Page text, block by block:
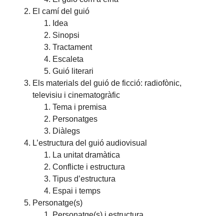
El camí del guió
Idea
Sinopsi
Tractament
Escaleta
Guió literari
Els materials del guió de ficció: radiofònic,
televisiu i cinematogràfic
Tema i premisa
Personatges
Diàlegs
L’estructura del guió audiovisual
La unitat dramàtica
Conflicte i estructura
Tipus d’estructura
Espai i temps
Personatge(s)